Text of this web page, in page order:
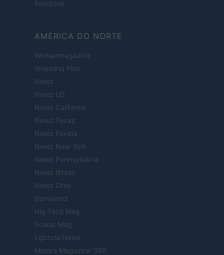
Encocina
AMÉRICA DO NORTE
Womanmagazine
Investing Plus
Newz
Newz US
Newz California
Newz Texas
Newz Florida
Newz New York
Newz Pennsylvania
Newz Illinois
Newz Ohio
Gameland
Hig Tech Mag
Scoop Mag
Lgbtqia News
Motors Magazine 365